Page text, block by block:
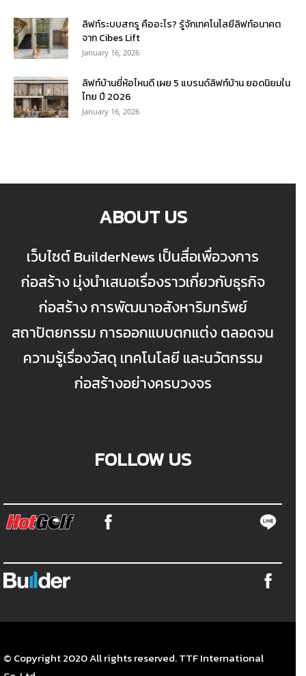
ลิฟท์ระบบสกรู คืออะไร? รู้จักเทคโนโลยีลิฟท์อนาคต
จาก Cibes Lift
January 16, 2026
ลิฟท์บ้านยี่ห้อไหนดี เผย 5 แบรนด์ลิฟท์บ้าน ยอดนิยมใน
ไทย ปี 2026
January 16, 2026
ABOUT US
เว็บไซต์ BuilderNews เป็นสื่อเพื่อวงการ
ก่อสร้าง มุ่งนำเสนอเรื่องราวเกี่ยวกับธุรกิจ
ก่อสร้าง การพัฒนาอสังหาริมทรัพย์
สถาปัตยกรรม การออกแบบตกแต่ง ตลอดจน
ความรู้เรื่องวัสดุ เทคโนโลยี และนวัตกรรม
ก่อสร้างอย่างครบวงจร
FOLLOW US
© Copyright 2020 All rights reserved. TTF International